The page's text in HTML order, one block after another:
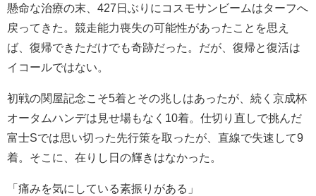
懸命な治療の末、427日ぶりにコスモサンビームはターフへ
戻ってきた。競走能力喪失の可能性があったことを思え
ば、復帰できただけでも奇跡だった。だが、復帰と復活は
イコールではない。
初戦の関屋記念こそ5着とその兆しはあったが、続く京成杯
オータムハンデは見せ場もなく10着。仕切り直しで挑んだ
富士Sでは思い切った先行策を取ったが、直線で失速して9
着。そこに、在りし日の輝きはなかった。
「痛みを気にしている素振りがある」